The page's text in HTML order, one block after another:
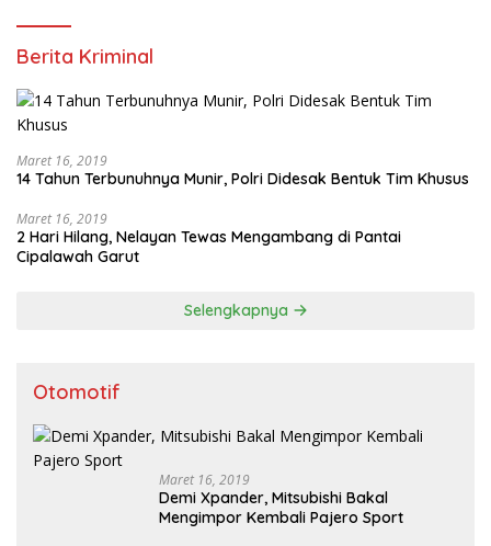
Berita Kriminal
Maret 16, 2019
14 Tahun Terbunuhnya Munir, Polri Didesak Bentuk Tim Khusus
Maret 16, 2019
2 Hari Hilang, Nelayan Tewas Mengambang di Pantai
Cipalawah Garut
Selengkapnya
Otomotif
Maret 16, 2019
Demi Xpander, Mitsubishi Bakal
Mengimpor Kembali Pajero Sport